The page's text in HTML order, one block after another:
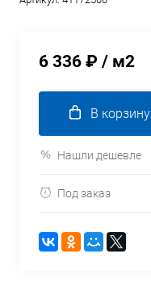
6 336 ₽ / м2
В корзину
Нашли дешевле
Под заказ